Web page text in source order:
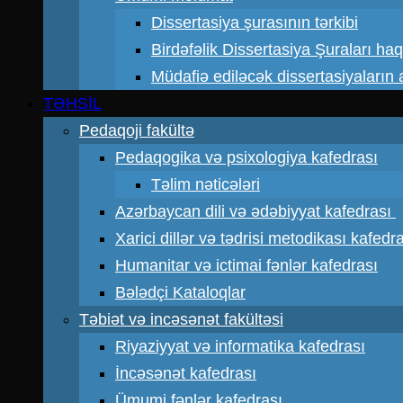
Dissertasiya şurasının tərkibi
Birdəfəlik Dissertasiya Şuraları
Müdafiə ediləcək dissertasiyaların
TƏHSİL
Pedaqoji fakültə
Pedaqogika və psixologiya kafedrası
Təlim nəticələri
Azərbaycan dili və ədəbiyyat kafedrası
Xarici dillər və tədrisi metodikası
Humanitar və ictimai fənlər kafedrası
Bələdçi Kataloqlar
Təbiət və incəsənət fakültəsi
Riyaziyyat və informatika kafedrası
İncəsənət kafedrası